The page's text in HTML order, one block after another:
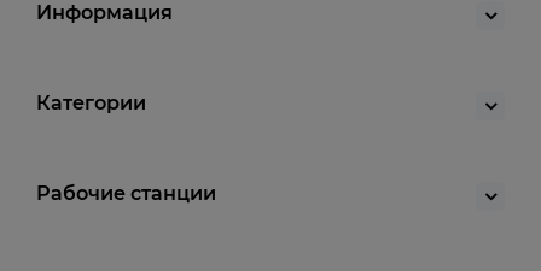
Информация
Категории
Рабочие станции